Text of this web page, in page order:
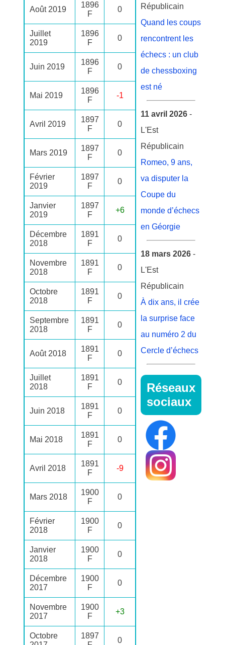
Août 2019
1896
F
0
Juillet
2019
1896
F
0
Juin 2019
1896
F
0
Mai 2019
1896
F
-1
Avril 2019
1897
F
0
Mars 2019
1897
F
0
Février
2019
1897
F
0
Janvier
2019
1897
F
+6
Décembre
2018
1891
F
0
Novembre
2018
1891
F
0
Octobre
2018
1891
F
0
Septembre
2018
1891
F
0
Août 2018
1891
F
0
Juillet
2018
1891
F
0
Juin 2018
1891
F
0
Mai 2018
1891
F
0
Avril 2018
1891
F
-9
Mars 2018
1900
F
0
Février
2018
1900
F
0
Janvier
2018
1900
F
0
Décembre
2017
1900
F
0
Novembre
2017
1900
F
+3
Octobre
1897
0
Républicain
Quand les coups
rencontrent les
échecs : un club
de chessboxing
est né
11 avril 2026 -
L'Est
Républicain
Romeo, 9 ans,
va disputer la
Coupe du
monde d’échecs
en Géorgie
18 mars 2026 -
L'Est
Républicain
À dix ans, il crée
la surprise face
au numéro 2 du
Cercle d’échecs
Réseaux
sociaux